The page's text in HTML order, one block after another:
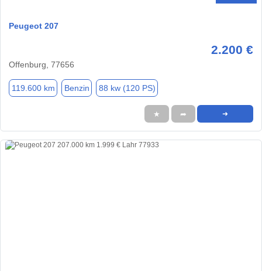
Peugeot 207
2.200 €
Offenburg, 77656
119.600 km Benzin 88 kw (120 PS)
★ ➦ ➜